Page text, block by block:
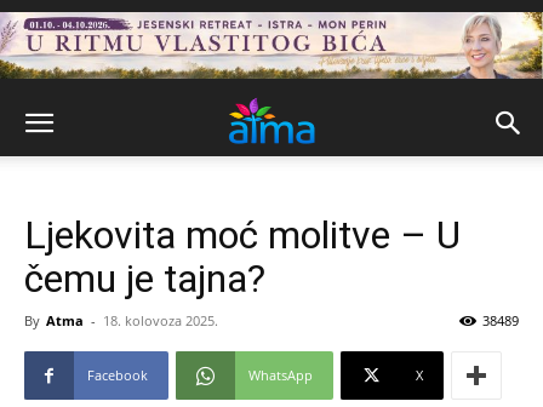
Ljekovita moć molitve – U
čemu je tajna?
By Atma - 18. kolovoza 2025. 38489
Facebook WhatsApp X